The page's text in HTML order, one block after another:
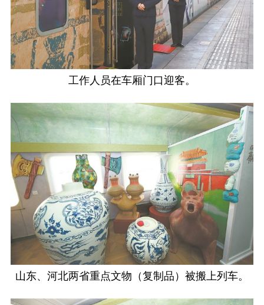
工作人员在车厢门口迎客。
山东、河北两省重点文物（复制品）被搬上列车。